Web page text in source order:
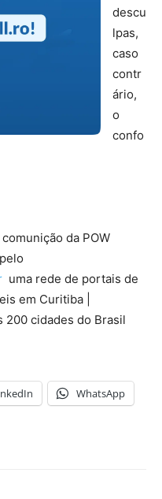
descu
lpas,
caso
contr
ário,
o
confo
da POW
uma rede de portais de
em Curitiba |
200 cidades do Brasil
WhatsApp